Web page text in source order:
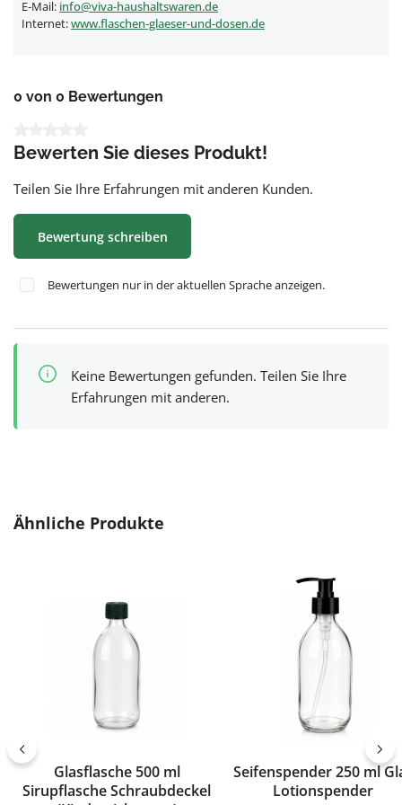
E-Mail: info@viva-haushaltswaren.de
Internet:www.flaschen-glaeser-und-dosen.de
0 von 0 Bewertungen
Bewerten Sie dieses Produkt!
Teilen Sie Ihre Erfahrungen mit anderen Kunden.
Bewertung schreiben
Bewertungen nur in der aktuellen Sprache anzeigen.
Keine Bewertungen gefunden. Teilen Sie Ihre
Erfahrungen mit anderen.
Produktgalerie überspringen
Ähnliche Produkte
Glasflasche 500 ml
Sirupflasche Schraubdeckel
Seifenspender 250 ml Glas
Lotionspender